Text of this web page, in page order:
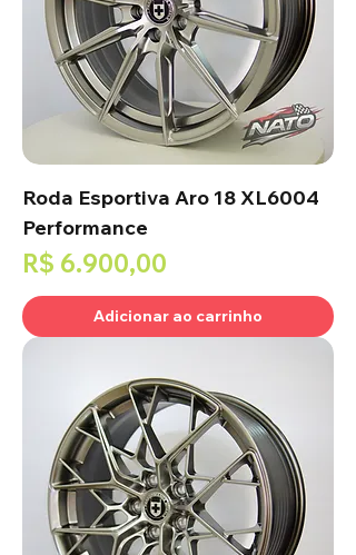
Roda Esportiva Aro 18 XL6004
Performance
Preço
R$ 6.900,00
Adicionar ao carrinho